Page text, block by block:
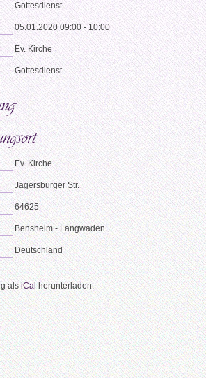
Gottesdienst
05.01.2020 09:00 - 10:00
Ev. Kirche
Gottesdienst
Ev. Kirche
Jägersburger Str.
64625
Bensheim - Langwaden
Deutschland
alsiCal herunterladen.